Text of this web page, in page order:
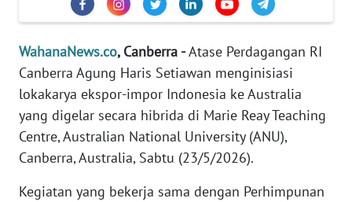
WahanaNews.co, Canberra -Atase Perdagangan RI
Canberra Agung Haris Setiawan menginisiasi
lokakarya ekspor-impor Indonesia ke Australia
yang digelar secara hibrida di Marie Reay Teaching
Centre, Australian National University (ANU),
Canberra, Australia, Sabtu (23/5/2026).
Kegiatan yang bekerja sama dengan Perhimpunan
Informasi
BERITA
KONTAK